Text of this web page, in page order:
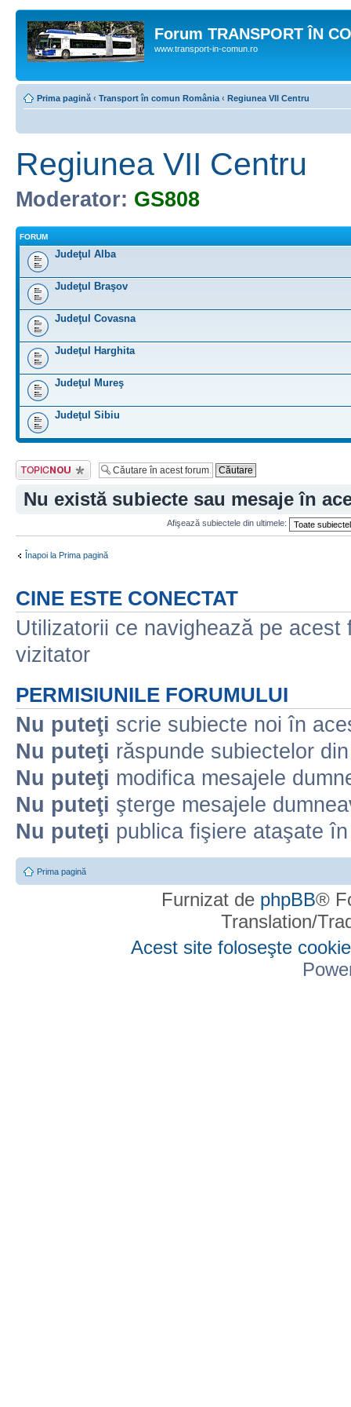
Forum TRANSPORT ÎN
www.transport-in-comun.ro
Prima pagină ‹ Transport în comun România ‹ Regiunea VII Centru
Regiunea VII Centru
Moderator: GS808
FORUM
Judeţul Alba
Judeţul Braşov
Judeţul Covasna
Judeţul Harghita
Judeţul Mureş
Judeţul Sibiu
Scrie un subiect
nou
Nu există subiecte sau mesaje în
Afişează subiectele din ultimele:
Înapoi la Prima pagină
CINE ESTE CONECTAT
Utilizatorii ce navighează pe
vizitator
PERMISIUNILE FORUMULUI
Nu puteţi scrie subiecte noi în
Nu puteţi răspunde subiectelor
Nu puteţi modifica mesajele
Nu puteţi şterge mesajele
Nu puteţi publica fişiere ataşate
Prima pagină
Furnizat de phpBB®
Translation/
Acest site foloseşte